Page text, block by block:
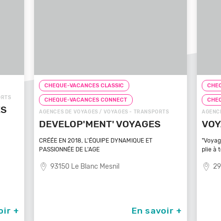
+
CHEQUE-VACANCES CLASSIC
CHEQUE-VACANCES CONNECT
AGENCES DE VOYAGES / VOYAGES - TRANSPORTS
VOYAGEZ VOS REVES
"Voyagez vos rêves - L'agence de voyage qui se
plie à tout
29100 Poullan Sur Mer
En savoir +
ZOOS,